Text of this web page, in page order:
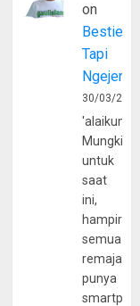
on
Bestie
Tapi
30/03/
Mungkin
untuk
saat
ini,
hampir
semua
remaja
punya